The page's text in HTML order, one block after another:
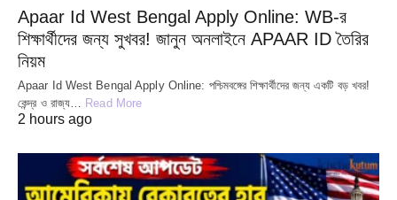
Apaar Id West Bengal Apply Online: WB-র
শিক্ষার্থীদের জন্য সুখবর! জানুন অনলাইনে APAAR ID তৈরির
নিয়ম
Apaar Id West Bengal Apply Online: পশ্চিমবঙ্গের শিক্ষার্থীদের জন্য একটি বড় খবর!
কেন্দ্র ও রাজ্য…
Read More
2 hours ago